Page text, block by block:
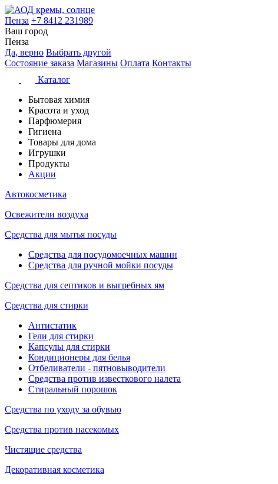
Пенза +7 8412 231989
Ваш город
Пенза
Да, верно Выбрать другой
Состояние заказа Магазины Оплата Контакты
Каталог
Бытовая химия
Красота и уход
Парфюмерия
Гигиена
Товары для дома
Игрушки
Продукты
Акции
Автокосметика
Освежители воздуха
Средства для мытья посуды
Средства для посудомоечных машин
Средства для ручной мойки посуды
Средства для септиков и выгребных ям
Средства для стирки
Антистатик
Гели для стирки
Капсулы для стирки
Кондиционеры для белья
Отбеливатели - пятновыводители
Средства против известкового налета
Стиральный порошок
Средства по уходу за обувью
Средства против насекомых
Чистящие средства
Декоративная косметика